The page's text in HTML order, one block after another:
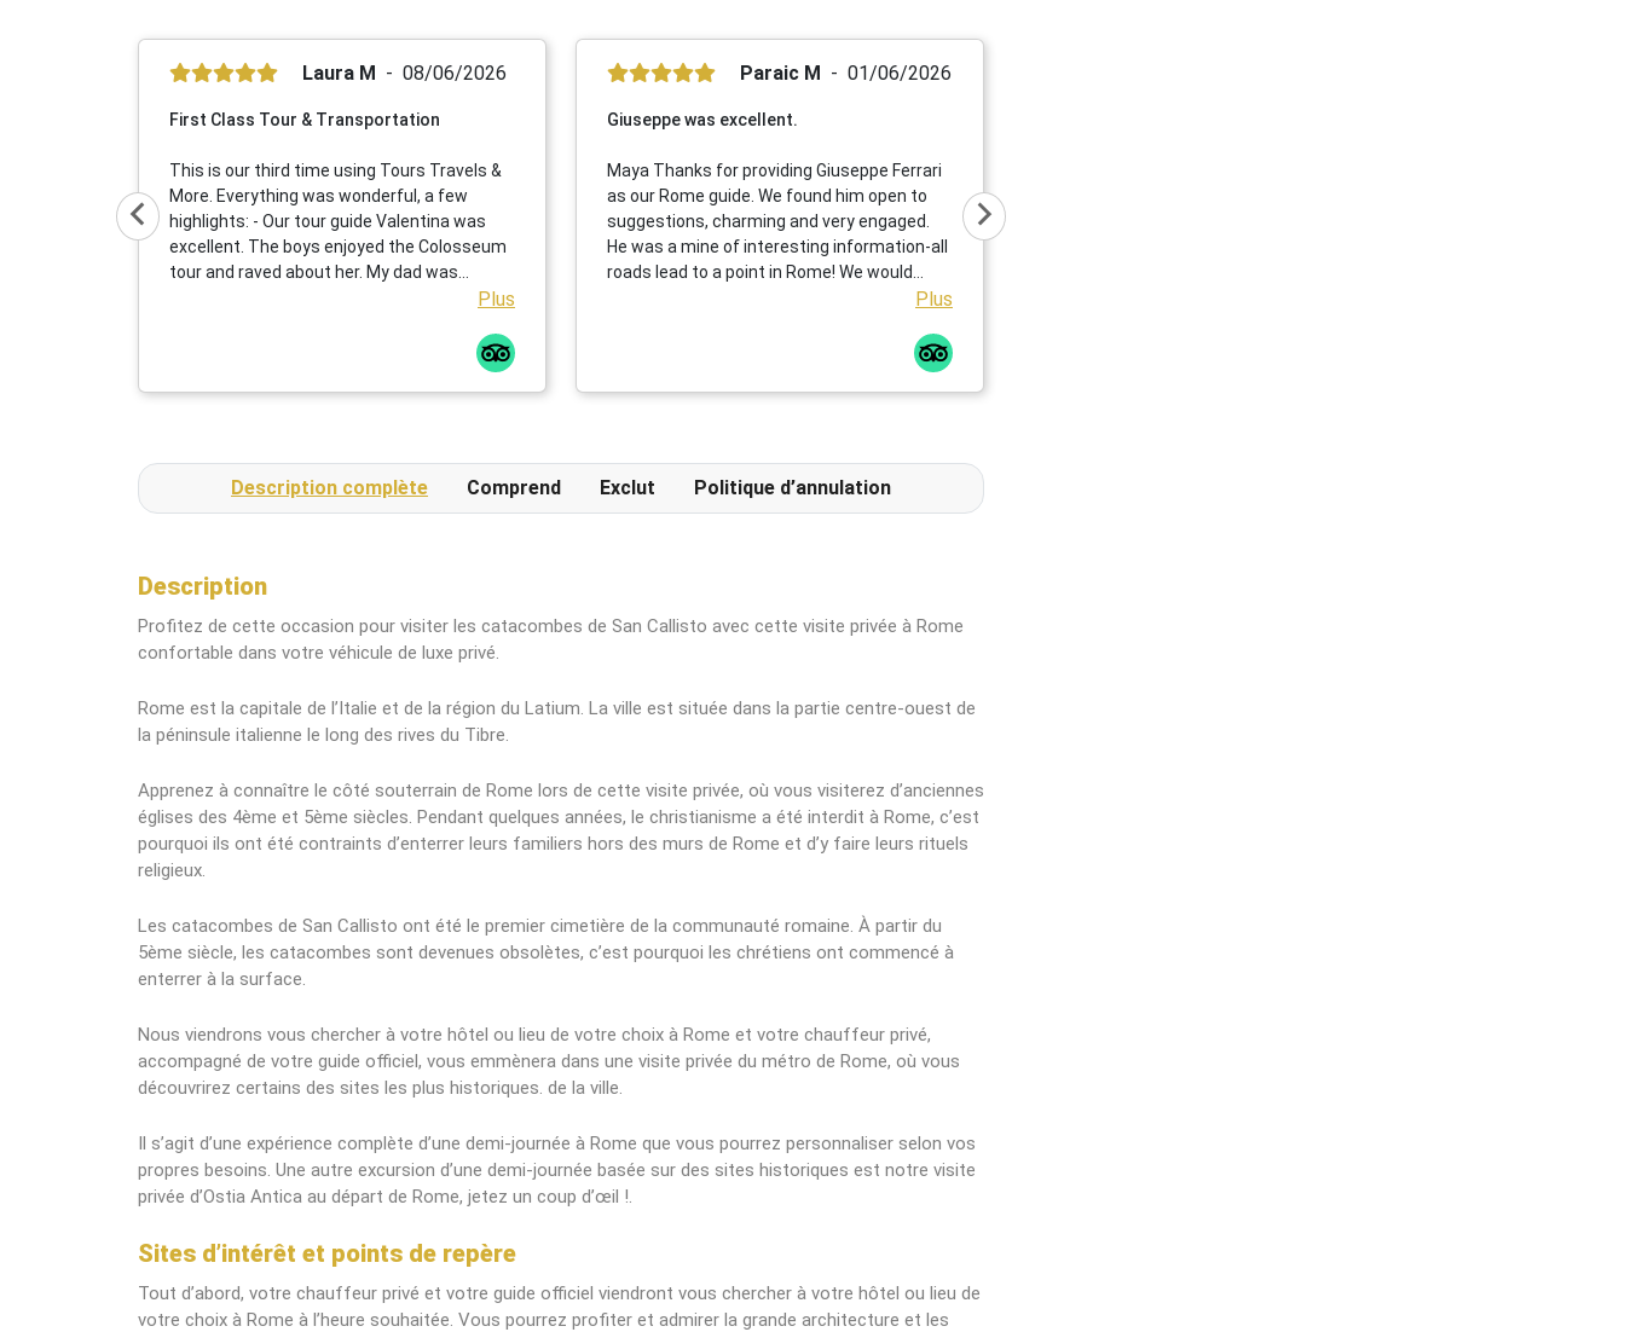
Laura M 08/06/2026
First Class Tour & Transportation
This is our third time using Tours Travels &
More. Everything was wonderful, a few
highlights: - Our tour guide Valentina was
excellent. The boys enjoyed the Colosseum
tour and raved about her. My dad was
my niece was singing at noon in one of the
chapels and she went above and beyond to
get us there on time, while also giving us a
friendly, warm and knowledgeable guide and
always clean and comfortable. - Our driver in
Rome was super friendly and we enjoyed
talking to him. Thank you so much for all
your help in creating a wonderful trip! We
Plus
Paraic M 01/06/2026
Giuseppe was excellent.
Maya Thanks for providing Giuseppe Ferrari
as our Rome guide. We found him open to
suggestions, charming and very engaged.
He was a mine of interesting information-all
roads lead to a point in Rome! We would
Plus
Description complète Comprend Exclut Politique d’annulation
Description
Profitez de cette occasion pour visiter les catacombes de San Callisto avec cette visite privée à Rome
confortable dans votre véhicule de luxe privé.
Rome est la capitale de l’Italie et de la région du Latium. La ville est située dans la partie centre-ouest de
la péninsule italienne le long des rives du Tibre.
Apprenez à connaître le côté souterrain de Rome lors de cette visite privée, où vous visiterez d’anciennes
églises des 4ème et 5ème siècles. Pendant quelques années, le christianisme a été interdit à Rome, c’est
pourquoi ils ont été contraints d’enterrer leurs familiers hors des murs de Rome et d’y faire leurs rituels
religieux.
Les catacombes de San Callisto ont été le premier cimetière de la communauté romaine. À partir du
5ème siècle, les catacombes sont devenues obsolètes, c’est pourquoi les chrétiens ont commencé à
enterrer à la surface.
Nous viendrons vous chercher à votre hôtel ou lieu de votre choix à Rome et votre chauffeur privé,
accompagné de votre guide officiel, vous emmènera dans une visite privée du métro de Rome, où vous
découvrirez certains des sites les plus historiques. de la ville.
Il s’agit d’une expérience complète d’une demi-journée à Rome que vous pourrez personnaliser selon vos
propres besoins. Une autre excursion d’une demi-journée basée sur des sites historiques est notre visite
privée d’Ostia Antica au départ de Rome, jetez un coup d’œil !.
Sites d’intérêt et points de repère
Tout d’abord, votre chauffeur privé et votre guide officiel viendront vous chercher à votre hôtel ou lieu de
votre choix à Rome à l’heure souhaitée. Vous pourrez profiter et admirer la grande architecture et les